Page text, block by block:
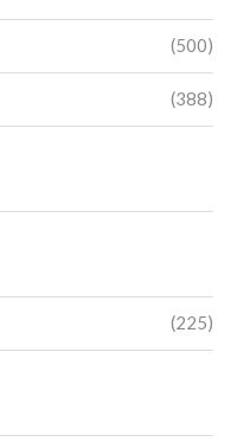
(500)
(388)
(225)